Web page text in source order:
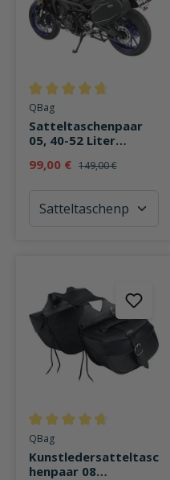
Durchschnittliche
QBag
Satteltaschenpaar
05, 40-52 Liter
99,00 € 149,00 €
Durchschnittliche
QBag
Kunstledersatteltasc
henpaar 08